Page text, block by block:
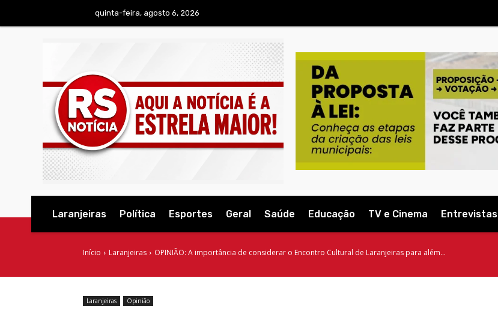
quinta-feira, agosto 6, 2026
Laranjeiras Política Esportes Geral Saúde Educação TV e Cinema Entrevistas
Início Laranjeiras OPINIÃO: A importância de considerar o Encontro Cultural de Laranjeiras para além...
Laranjeiras Opinião